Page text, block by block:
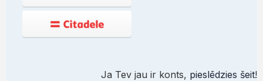
Ja Tev jau ir konts, pieslēdzies šeit!